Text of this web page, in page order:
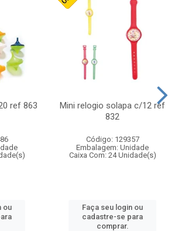
ref 863
ou
Mini relogio solapa c/12 ref
832
Código: 129357
Embalagem: Unidade
Caixa Com: 24 Unidade(s)
Faça seu login ou
cadastre-se para
comprar.